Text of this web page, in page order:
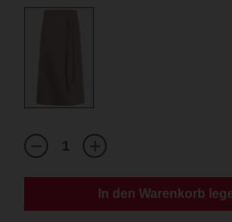
In den Warenkorb